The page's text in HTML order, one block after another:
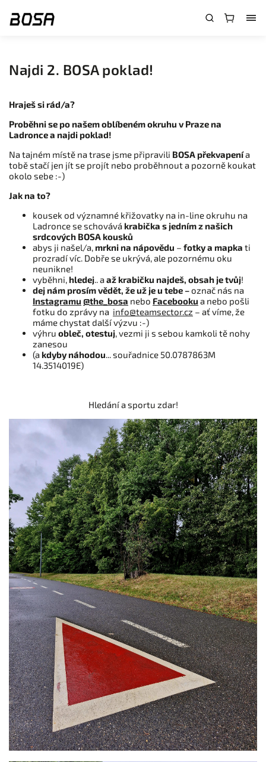
Najdi 2. BOSA poklad!
Hraješ si rád/a?
Proběhni se po našem oblíbeném okruhu v Praze na
Ladronce a najdi poklad!
Na tajném místě na trase jsme připravili BOSA překvapenía
tobě stačí jen jít se projít nebo proběhnout a pozorně koukat
okolo sebe :-)
Jak na to?
kousek od významné křižovatky na in-line okruhu na
Ladronce se schovává krabička s jedním z našich
srdcových BOSA kousků
abys ji našel/a, mrkni na nápovědu – fotky a mapka ti
prozradí víc. Dobře se ukrývá, ale pozornému oku
neunikne!
vyběhni, hledej.. aaž krabičku najdeš, obsah je tvůj!
dej nám prosím vědět, že už je u tebe –označ nás na
Instagramu @the_bosa nebo Facebooku a nebo pošli
fotku do zprávy na info@teamsector.cz – ať víme, že
máme chystat další výzvu :-)
výhru obleč, otestuj, vezmi ji s sebou kamkoli tě nohy
zanesou
(a kdyby náhodou... souřadnice 50.0787863M
14.3514019E)
Hledání a sportu zdar!